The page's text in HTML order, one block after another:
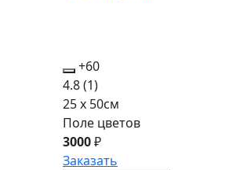
+60
4.8(1)
25 x 50см
Поле цветов
3000₽
Заказать